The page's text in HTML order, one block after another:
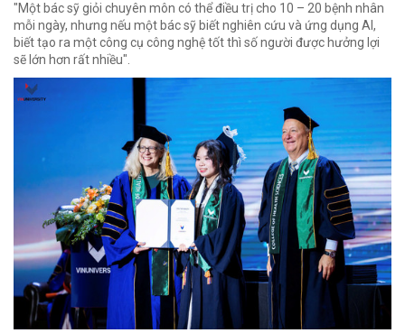
"Một bác sỹ giỏi chuyên môn có thể điều trị cho 10 – 20 bệnh nhân
mỗi ngày, nhưng nếu một bác sỹ biết nghiên cứu và ứng dụng AI,
biết tạo ra một công cụ công nghệ tốt thì số người được hưởng lợi
sẽ lớn hơn rất nhiều".